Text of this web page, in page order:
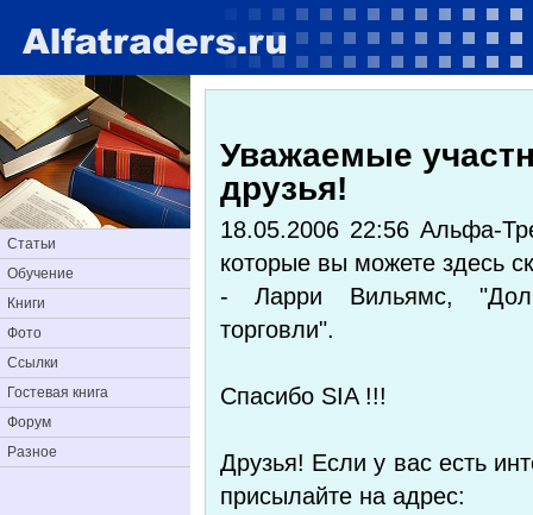
Статьи
Обучение
Книги
Фото
Ссылки
Гостевая книга
Форум
Разное
Уважаемые
друзья!
18.05.2006 22:56 Альфа-
которые вы можете здесь
- Ларри Вильямс,
торговли".
Спасибо SIA !!!
Друзья! Если у вас есть
присылайте на адрес: